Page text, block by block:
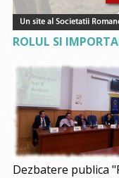
ROLUL SI
Dezbatere publica